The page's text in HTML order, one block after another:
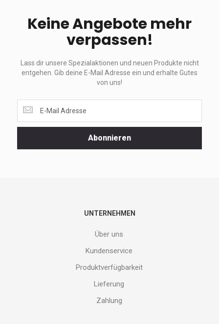
Keine Angebote mehr
verpassen!
Lass dir unsere Spezialaktionen und neuen Produkte nicht
entgehen. Gib deine E-Mail Adresse ein und erhalte Gutes
von uns!
dir
unsere
Abonnieren
UNTERNEHMEN
Über uns
Kundenservice
Produktverfügbarkeit
Lieferung
Zahlung